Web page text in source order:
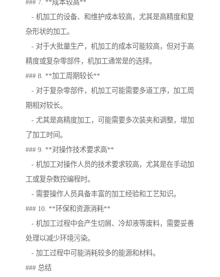
### 7. **成本较高**
- 机加工的设备、和维护成本较高，尤其是高精度和复
杂形状的加工。
- 对于大批量生产，机加工的成本可能较高，但对于高
精度或复杂零部件，机加工通常是的选择。
### 8. **加工周期较长**
- 对于复杂零部件，机加工可能需要多道工序，加工周
期相对较长。
- 尤其是高精度加工，可能需要多次装夹和调整，增加
了加工时间。
### 9. **对操作技术要求高**
- 机加工对操作人员的技术要求较高，尤其是在手动加
工或复杂数控编程时。
- 需要操作人员具备丰富的加工经验和工艺知识。
### 10. **环保和资源消耗**
- 机加工过程中会产生切屑、冷却液等废料，需要妥善
处理以减少环境污染。
- 加工过程中可能消耗较多的能源和材料。
### 总结